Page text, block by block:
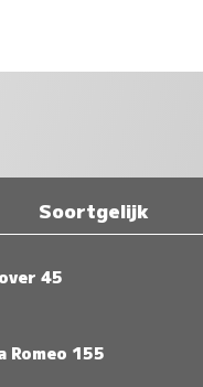
Soortgelijk
45
Romeo 155